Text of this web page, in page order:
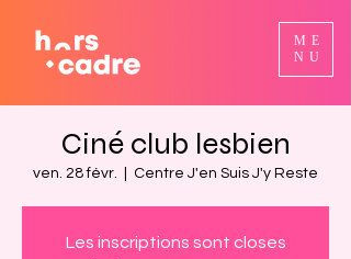
ME
NU
Ciné club lesbien
ven. 28 févr. Centre J'en Suis J'y Reste
Les inscriptions sont closes